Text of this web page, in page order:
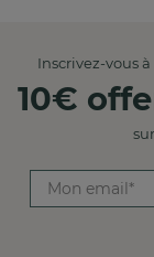
Inscrivez-vous
10€